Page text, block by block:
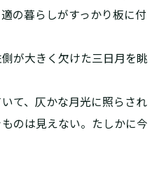
の暮らしがすっかり板に付
が大きく欠けた三日月を眺
て、仄かな月光に照らされ
のは見えない。たしかに今